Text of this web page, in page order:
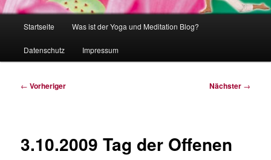
Startseite Was ist der Yoga und Meditation Blog?
Datenschutz Impressum
Beitragsnavigation
← Vorheriger Nächster →
3.10.2009 Tag der Offenen